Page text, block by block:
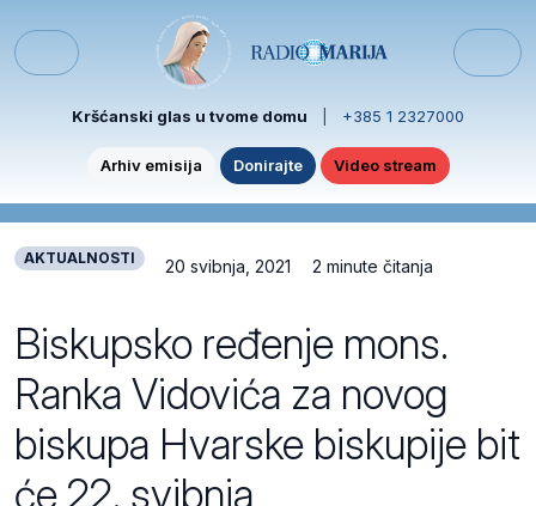
Menu
Kršćanski glas u tvome domu +385 1 2327000
Arhiv emisija Donirajte Video stream
AKTUALNOSTI 20 svibnja, 2021 2 minute čitanja
Biskupsko ređenje mons.
Ranka Vidovića za novog
biskupa Hvarske biskupije bit
će 22. svibnja